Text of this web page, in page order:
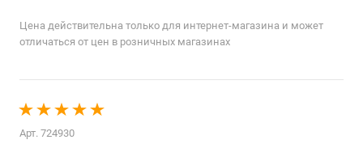
Цена действительна только для интернет-магазина и может
отличаться от цен в розничных магазинах
Арт. 724930